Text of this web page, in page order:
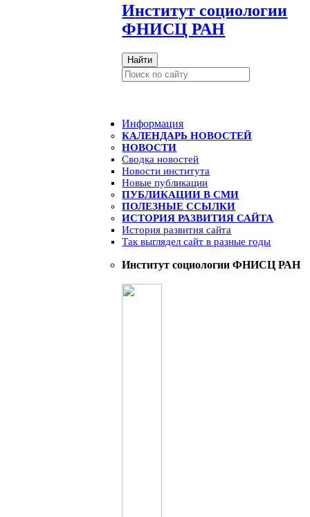
Институт социологии
ФНИСЦ РАН
Найти
Информация
КАЛЕНДАРЬ НОВОСТЕЙ
НОВОСТИ
Сводка новостей
Новости института
Новые публикации
ПУБЛИКАЦИИ В СМИ
ПОЛЕЗНЫЕ ССЫЛКИ
ИСТОРИЯ РАЗВИТИЯ САЙТА
История развития сайта
Так выглядел сайт в разные годы
Институт социологии ФНИСЦ РАН